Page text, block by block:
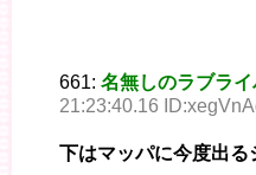
661: 名無しのラブラ
21:23:40.16
下はマッパに今度出る